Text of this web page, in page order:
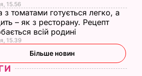
15.56
з томатами готується легко, а
– як з ресторану. Рецепт
всій родині
15.39
Більше новин